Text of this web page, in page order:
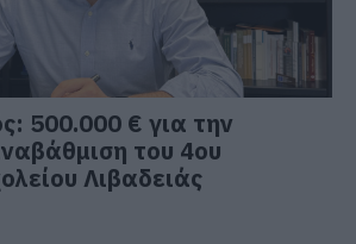
500.000 € για την
του 4ου
Λιβαδειάς